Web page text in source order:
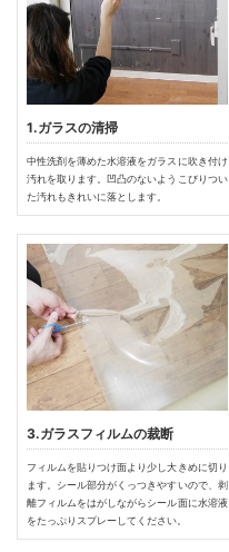
1.ガラスの清掃
中性洗剤を薄めた水溶液をガラスに吹き付け
汚れを取ります。凹凸のないようこびりつい
た汚れもきれいに落とします。
3.ガラスフィルムの裁断
フィルムを貼りつけ面より少し大きめに切り
ます。シール部分がくっつきやすいので、剥
離フィルムをはがしながらシール面に水溶液
をたっぷりスプレーしてください。